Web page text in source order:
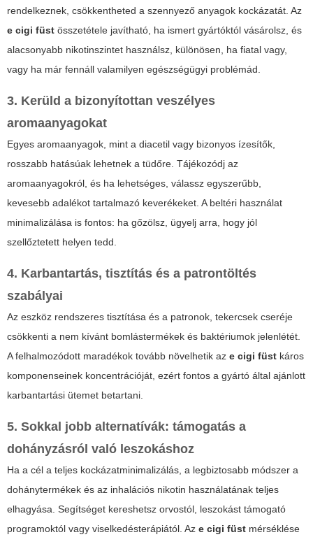
rendelkeznek, csökkentheted a szennyező anyagok kockázatát. Az
e cigi füst összetétele javítható, ha ismert gyártóktól vásárolsz, és
alacsonyabb nikotinszintet használsz, különösen, ha fiatal vagy,
vagy ha már fennáll valamilyen egészségügyi problémád.
3. Kerüld a bizonyítottan veszélyes
aromaanyagokat
Egyes aromaanyagok, mint a diacetil vagy bizonyos ízesítők,
rosszabb hatásúak lehetnek a tüdőre. Tájékozódj az
aromaanyagokról, és ha lehetséges, válassz egyszerűbb,
kevesebb adalékot tartalmazó keverékeket. A beltéri használat
minimalizálása is fontos: ha gőzölsz, ügyelj arra, hogy jól
szellőztetett helyen tedd.
4. Karbantartás, tisztítás és a patrontöltés
szabályai
Az eszköz rendszeres tisztítása és a patronok, tekercsek cseréje
csökkenti a nem kívánt bomlástermékek és baktériumok jelenlétét.
A felhalmozódott maradékok tovább növelhetik az e cigi füst káros
komponenseinek koncentrációját, ezért fontos a gyártó által ajánlott
karbantartási ütemet betartani.
5. Sokkal jobb alternatívák: támogatás a
dohányzásról való leszokáshoz
Ha a cél a teljes kockázatminimalizálás, a legbiztosabb módszer a
dohánytermékek és az inhalációs nikotin használatának teljes
elhagyása. Segítséget kereshetsz orvostól, leszokást támogató
programoktól vagy viselkedésterápiától. Az e cigi füst mérséklése